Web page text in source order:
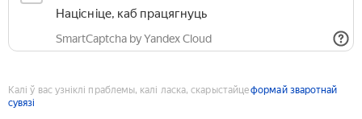
Націсніце, каб працягнуць
SmartCaptcha by Yandex Cloud
Калі ў вас узніклі праблемы, калі ласка, скарыстайцеформай зваротнай
сувязі